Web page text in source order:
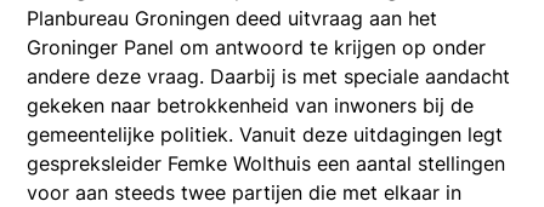
Planbureau Groningen deed uitvraag aan het
Groninger Panel om antwoord te krijgen op onder
andere deze vraag. Daarbij is met speciale aandacht
gekeken naar betrokkenheid van inwoners bij de
gemeentelijke politiek. Vanuit deze uitdagingen legt
gespreksleider Femke Wolthuis een aantal stellingen
voor aan steeds twee partijen die met elkaar in